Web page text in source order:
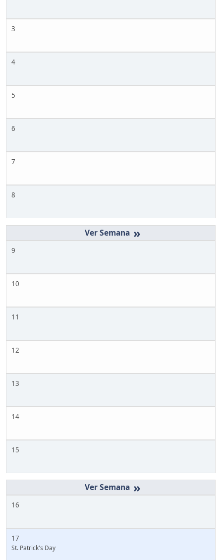
3
4
5
6
7
8
»
9
10
11
12
13
14
15
»
16
17
St. Patrick's Day